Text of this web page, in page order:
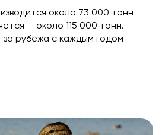
около 73 000 тонн
— около 115 000 тонн.
за рубежа с каждым годом